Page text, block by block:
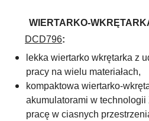
WIERTARKO-
DCD796:
lekka wiertarko wkrętarka z
pracy na wielu materiałach,
kompaktowa wiertarko-
akumulatorami w
pracę w ciasnych